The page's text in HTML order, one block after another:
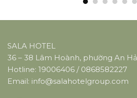
SALA HOTEL
36 – 38 Lâm Hoành, phường An
Hotline: 19006406 / 0868582227
Email: info@salahotelgroup.com